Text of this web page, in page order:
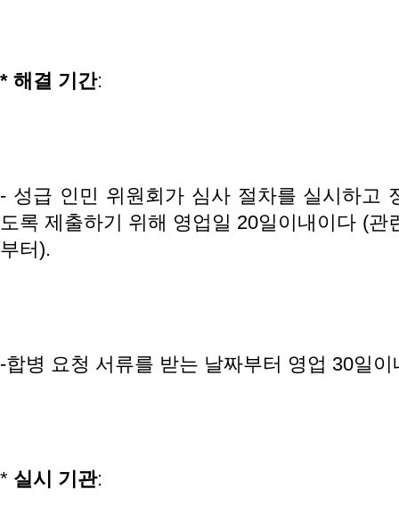
* 해결 기간:
- 성급 인민 위원회가 심사 절차를 실시하고
도록 제출하기 위해 영업일 20일이내이다 (관
부터).
-합병 요청 서류를 받는 날짜부터 영업 30일이
* 실시 기관: